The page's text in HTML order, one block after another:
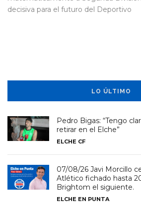
decisiva para el futuro del Deportivo
LO ÚLTIMO
Pedro Bigas: “Tengo
retirar en el Elche”
ELCHE CF
07/08/26 Javi Morcillo
Atlético fichado hasta
Brightom el siguiente.
ELCHE EN PUNTA